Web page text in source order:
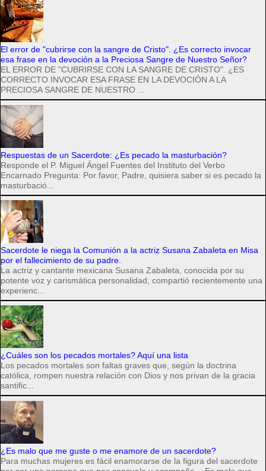
El error de "cubrirse con la sangre de Cristo". ¿Es correcto invocar
esa frase en la devoción a la Preciosa Sangre de Nuestro Señor?
EL ERROR DE "CUBRIRSE CON LA SANGRE DE CRISTO". ¿ES
CORRECTO INVOCAR ESA FRASE EN LA DEVOCIÓN A LA
PRECIOSA SANGRE DE NUESTRO ...
Respuestas de un Sacerdote: ¿Es pecado la masturbación?
Responde el P. Miguel Ángel Fuentes del Instituto del Verbo
Encarnado Pregunta: Por favor, Padre, quisiera saber si es pecado la
masturbació...
Sacerdote le niega la Comunión a la actriz Susana Zabaleta en Misa
por el fallecimiento de su padre.
La actriz y cantante mexicana Susana Zabaleta, conocida por su
potente voz y carismática personalidad, compartió recientemente una
experienc...
¿Cuáles son los pecados mortales? Aquí una lista
Los pecados mortales son faltas graves que, según la doctrina
católica, rompen nuestra relación con Dios y nos privan de la gracia
santific...
¿Es malo que me guste o me enamore de un sacerdote?
Para muchas mujeres es fácil enamorarse de la figura del sacerdote